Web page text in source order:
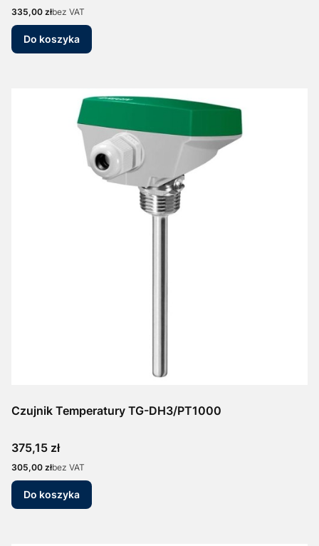
Cena
335,00 złbez VAT
Do koszyka
Czujnik Temperatury TG-DH3/PT1000
Cena
375,15 zł
Cena
305,00 złbez VAT
Do koszyka